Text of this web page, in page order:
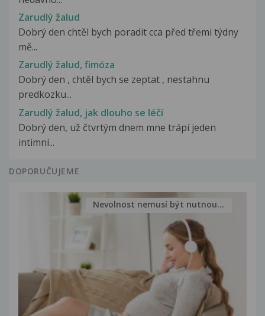
Zarudlý žalud
Dobrý den chtěl bych poradit cca před třemi týdny
mě...
Zarudlý žalud, fimóza
Dobrý den , chtěl bych se zeptat , nestahnu
predkozku...
Zarudlý žalud, jak dlouho se léčí
Dobrý den, už čtvrtým dnem mne trápí jeden
intimní...
DOPORUČUJEME
Nevolnost nemusí být nutnou...